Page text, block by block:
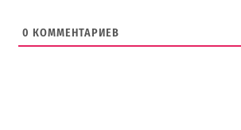
0 КОММЕНТАРИЕВ